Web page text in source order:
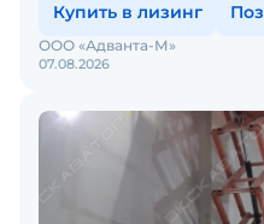
Купить в лизинг
07.08.2026
ООО «Адванта-М»